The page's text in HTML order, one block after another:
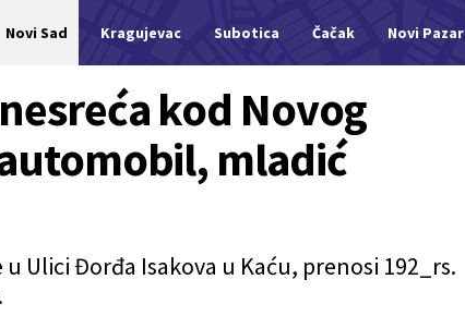
Novi Sad Kragujevac Subotica Čačak Novi Pazar
kod Novog
mladić
Ulici Đorđa Isakova u Kaću, prenosi 192_rs.